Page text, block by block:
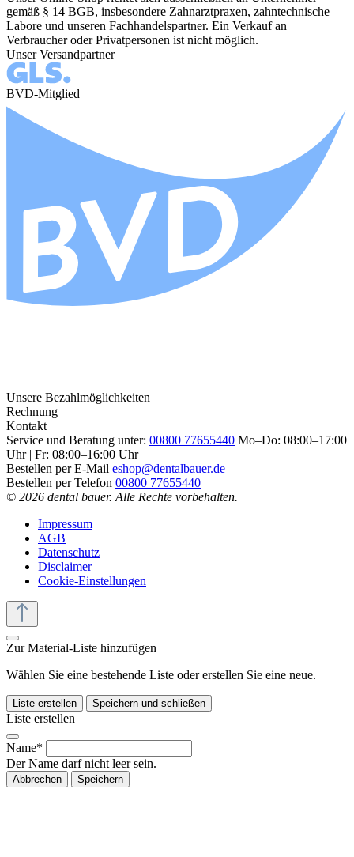
gemäß § 14 BGB, insbesondere Zahnarztpraxen, zahntechnische
Labore und unseren Fachhandelspartner. Ein Verkauf an
Verbraucher oder Privatpersonen ist nicht möglich.
Unser Versandpartner
BVD-Mitglied
Unsere Bezahlmöglichkeiten
Rechnung
Kontakt
Service und Beratung unter: 00800 77655440 Mo–Do: 08:00–17:00
Uhr | Fr: 08:00–16:00 Uhr
Bestellen per E-Mail eshop@dentalbauer.de
Bestellen per Telefon 00800 77655440
© 2026 dental bauer. Alle Rechte vorbehalten.
Impressum
AGB
Datenschutz
Disclaimer
Cookie-Einstellungen
Zur Material-Liste hinzufügen
Wählen Sie eine bestehende Liste oder erstellen Sie eine neue.
Liste erstellen Speichern und schließen
Liste erstellen
Name*
Der Name darf nicht leer sein.
Abbrechen Speichern